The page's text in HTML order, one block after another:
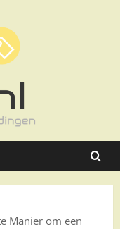
Manier om een